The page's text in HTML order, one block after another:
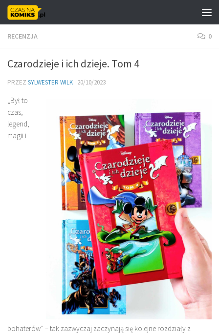
Skip to content
RECENZJA 0
Czarodzieje i ich dzieje. Tom 4
PRZEZ SYLWESTER WILK · 20/10/2023
„Był to
czas,
legend,
magii i
bohaterów” – tak zazwyczaj zaczynają się kolejne rozdziały z